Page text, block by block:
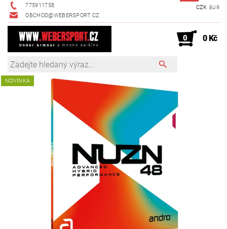
775911758
OBCHOD@WEBERSPORT.CZ
CZK EUR
0 0 Kč
NOVINKA